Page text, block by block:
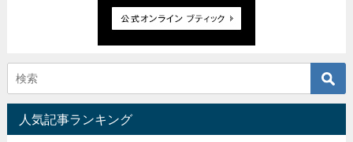
人気記事ランキング